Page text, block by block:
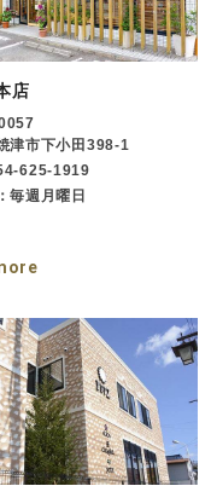
店
津市下小田398-1
625-1919
毎週月曜日